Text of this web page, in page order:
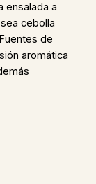
ensalada a
cebolla
de
aromática